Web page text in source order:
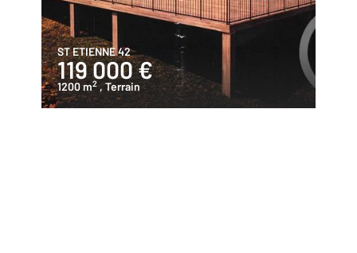
ST ETIENNE 42
119 000 €
1200 m2 , Terrain